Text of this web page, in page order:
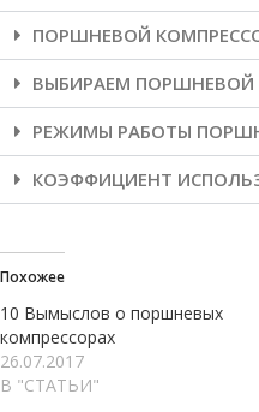
ПОРШНЕВОЙ
ВЫБИРАЕМ ПОРШНЕВОЙ
РЕЖИМЫ РАБОТЫ
КОЭФФИЦИЕНТ
Похожее
10 Вымыслов о поршневых
компрессорах
26.07.2017
В "СТАТЬИ"